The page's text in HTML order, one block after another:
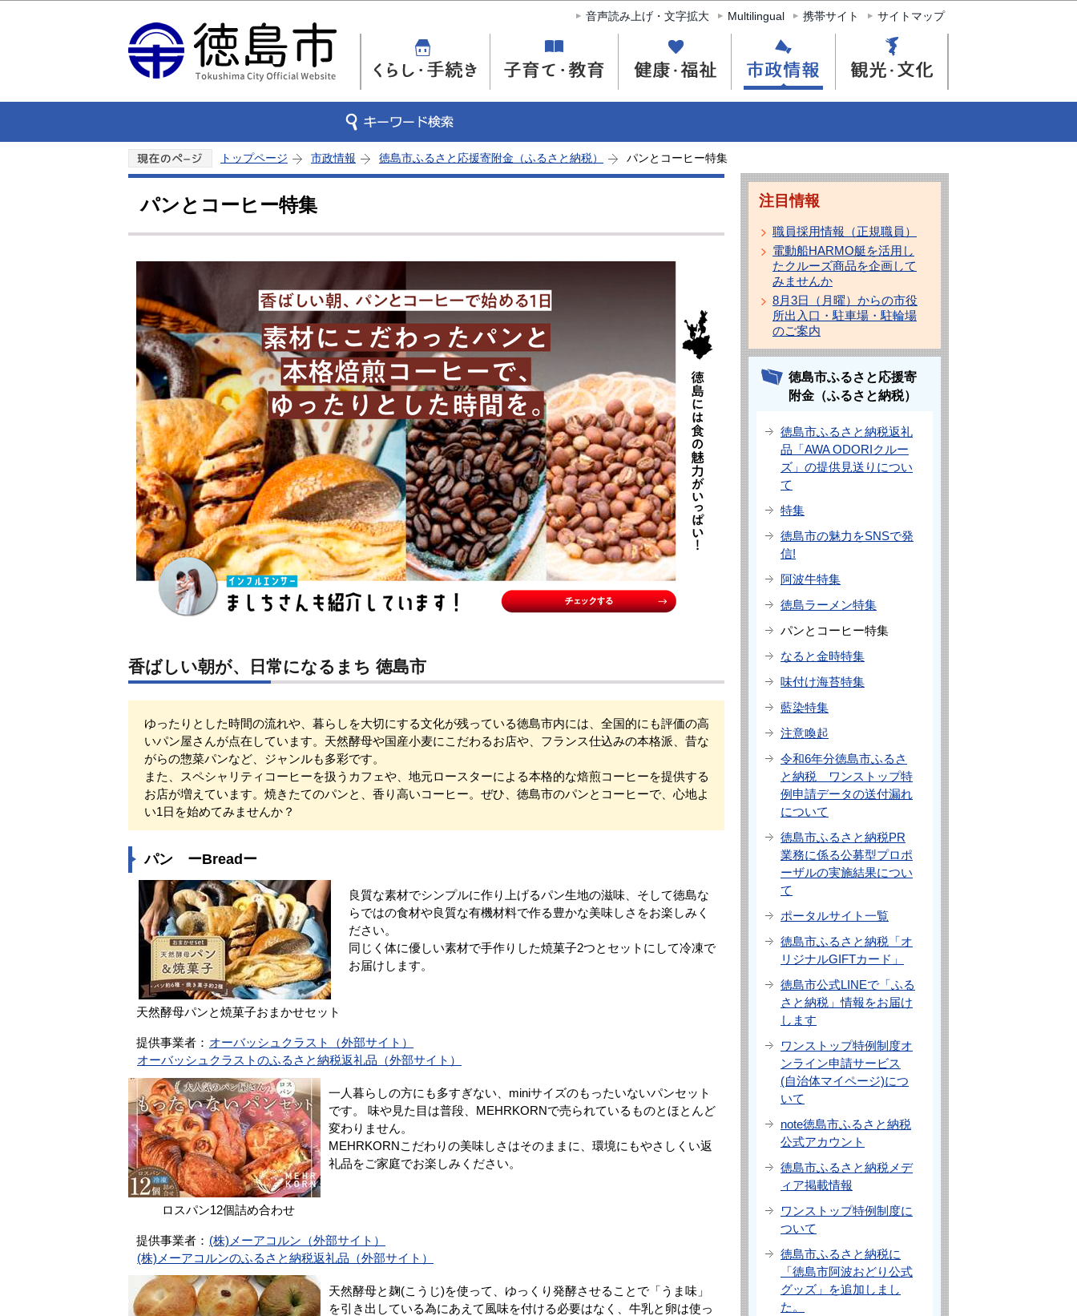
このページの本文へ移動
音声読み上げ・文字拡大 Multilingual 携帯サイト サイトマップ
トップページ 市政情報 徳島市ふるさと応援寄附金（ふるさと納税） パンとコーヒー特集
パンとコーヒー特集
香ばしい朝が、日常になるまち 徳島市
ゆったりとした時間の流れや、暮らしを大切にする文化が残っている徳島市内には、全国的にも評価の高
いパン屋さんが点在しています。天然酵母や国産小麦にこだわるお店や、フランス仕込みの本格派、昔な
がらの惣菜パンなど、ジャンルも多彩です。
また、スペシャリティコーヒーを扱うカフェや、地元ロースターによる本格的な焙煎コーヒーを提供する
お店が増えています。焼きたてのパンと、香り高いコーヒー。ぜひ、徳島市のパンとコーヒーで、心地よ
い1日を始めてみませんか？
パン ーBreadー
天然酵母パンと焼菓子おまかせセット
良質な素材でシンプルに作り上げるパン生地の滋味、そして徳島な
らではの食材や良質な有機材料で作る豊かな美味しさをお楽しみく
ださい。
同じく体に優しい素材で手作りした焼菓子2つとセットにして冷凍で
お届けします。
提供事業者： オーバッシュクラスト（外部サイト）
オーバッシュクラストのふるさと納税返礼品（外部サイト）
ロスパン12個詰め合わせ
一人暮らしの方にも多すぎない、miniサイズのもったいないパンセット
です。 味や見た目は普段、MEHRKORNで売られているものとほとんど
変わりません。
MEHRKORNこだわりの美味しさはそのままに、環境にもやさしくい返
礼品をご家庭でお楽しみください。
提供事業者： (株)メーアコルン（外部サイト）
(株)メーアコルンのふるさと納税返礼品（外部サイト）
天然酵母と麹(こうじ)を使って、ゆっくり発酵させることで「うま味」
を引き出している為にあえて風味を付ける必要はなく、牛乳と卵は使っ
注目情報
職員採用情報（正規職員）
電動船HARMO艇を活用し
たクルーズ商品を企画して
みませんか
8月3日（月曜）からの市役
所出入口・駐車場・駐輪場
のご案内
徳島市ふるさと応援寄
附金（ふるさと納税）
徳島市ふるさと納税返礼
品「AWA ODORIクルー
ズ」の提供見送りについ
て
特集
徳島市の魅力をSNSで発
信!
阿波牛特集
徳島ラーメン特集
パンとコーヒー特集
なると金時特集
味付け海苔特集
藍染特集
注意喚起
令和6年分徳島市ふるさ
と納税 ワンストップ特
例申請データの送付漏れ
について
徳島市ふるさと納税PR
業務に係る公募型プロポ
ーザルの実施結果につい
て
ポータルサイト一覧
徳島市ふるさと納税「オ
リジナルGIFTカード」
徳島市公式LINEで「ふる
さと納税」情報をお届け
します
ワンストップ特例制度オ
ンライン申請サービス
(自治体マイページ)につ
いて
note徳島市ふるさと納税
公式アカウント
徳島市ふるさと納税メデ
ィア掲載情報
ワンストップ特例制度に
ついて
徳島市ふるさと納税に
「徳島市阿波おどり公式
グッズ」を追加しまし
た。